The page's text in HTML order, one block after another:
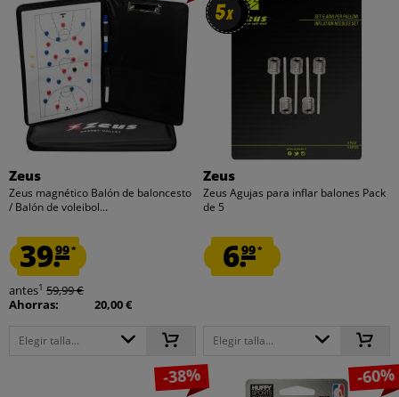
Zeus
Zeus magnético Balón de baloncesto
/ Balón de voleibol...
39.99*
antes1 59,99 €
Ahorras:
20,00 €
Elegir talla...
5x
5x
Zeus
Zeus Agujas para inflar balones Pack
de 5
6.99*
Elegir talla...
-38% -60%